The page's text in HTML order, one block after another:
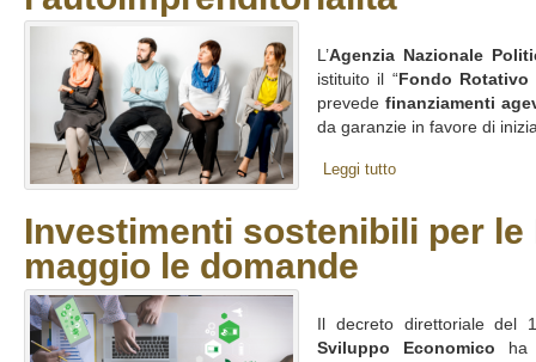
L’Agenzia Nazionale
istituito il “ Fondo Rotativo
prevedefinanziamenti
da garanzie in favore di
Leggi tutto
Investimenti sostenibili per le
maggio le domande
Il decreto direttoriale
Sviluppo Economico ha